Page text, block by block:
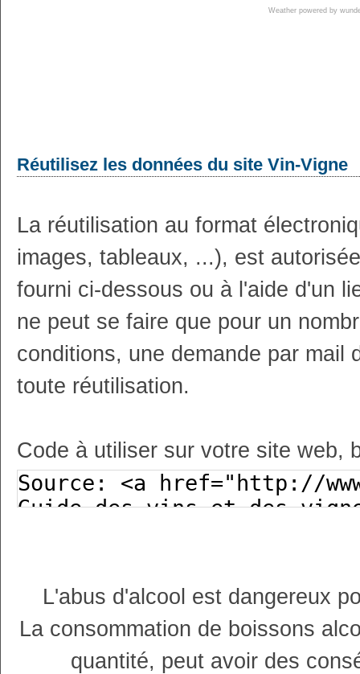
Weather powered by
Réutilisez les données du site Vin-Vigne
La réutilisation au format
images, tableaux, ...), est
fourni ci-dessous ou à l'aide d'un
ne peut se faire que pour un
conditions, une demande par mail
toute réutilisation.
Code à utiliser sur votre site web,
L'abus d'alcool est dangereux
La consommation de boissons
quantité, peut avoir des